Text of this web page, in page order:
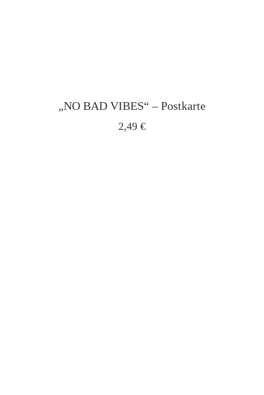
„NO BAD VIBES“ – Postkarte
2,49 €